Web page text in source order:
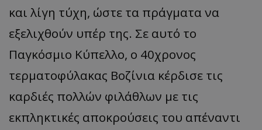
και λίγη τύχη, ώστε τα πράγματα να
εξελιχθούν υπέρ της. Σε αυτό το
Παγκόσμιο Κύπελλο, ο 40χρονος
τερματοφύλακας Βοζίνια κέρδισε τις
καρδιές πολλών φιλάθλων με τις
εκπληκτικές αποκρούσεις του απέναντι